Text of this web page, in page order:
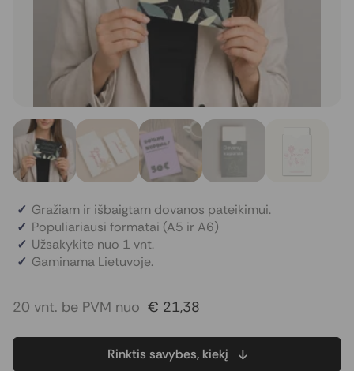
Gražiam ir išbaigtam dovanos pateikimui.
Populiariausi formatai (A5 ir A6)
Užsakykite nuo 1 vnt.
Gaminama Lietuvoje.
20 vnt. be PVM nuo € 21,38
Rinktis savybes, kiekį